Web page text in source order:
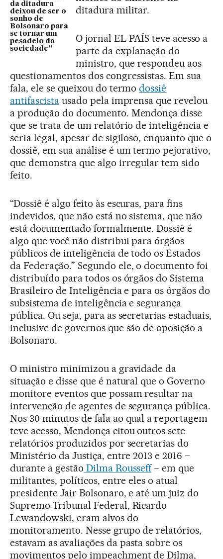
da ditadura
deixou de ser o
sonho de
Bolsonaro para
se tornar um
pesadelo da
sociedade”
ditadura militar.
O jornal EL PAÍS teve acesso a
parte da explanação do
ministro, que respondeu aos
questionamentos dos congressistas. Em sua
fala, ele se queixou do termodossiê
antifascistausado pela imprensa que revelou
a produção do documento. Mendonça disse
que se trata de um relatório de inteligência e
seria legal, apesar de sigiloso, enquanto que o
dossiê, em sua análise é um termo pejorativo,
que demonstra que algo irregular tem sido
feito.
“Dossiê é algo feito às escuras, para fins
indevidos, que não está no sistema, que não
está documentado formalmente. Dossiê é
algo que você não distribui para órgãos
públicos de inteligência de todo os Estados
da Federação.” Segundo ele, o documento foi
distribuído para todos os órgãos do Sistema
Brasileiro de Inteligência e para os órgãos do
subsistema de inteligência e segurança
pública. Ou seja, para as secretarias estaduais,
inclusive de governos que são de oposição a
Bolsonaro.
O ministro minimizou a gravidade da
situação e disse que é natural que o Governo
monitore eventos que possam resultar na
intervenção de agentes de segurança pública.
Nos 30 minutos de fala ao qual a reportagem
teve acesso, Mendonça citou outros sete
relatórios produzidos por secretarias do
Ministério da Justiça, entre 2013 e 2016 –
durante a gestão Dilma Rousseff– em que
militantes, políticos, entre eles o atual
presidente Jair Bolsonaro, e até um juiz do
Supremo Tribunal Federal, Ricardo
Lewandowski, eram alvos do
monitoramento. Nesse grupo de relatórios,
estavam as avaliações da pasta sobre os
movimentos pelo impeachment de Dilma,